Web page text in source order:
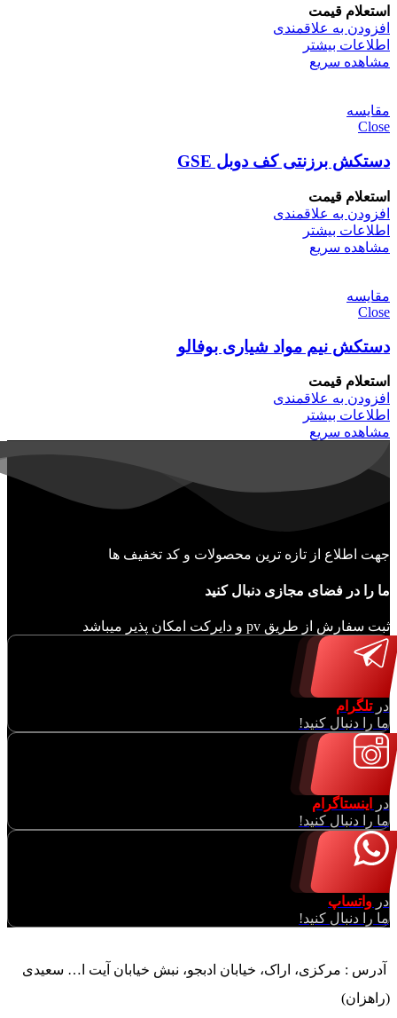
استعلام قیمت
افزودن به علاقمندی
اطلاعات بیشتر
مشاهده سریع
مقایسه
Close
دستکش برزنتی کف دوبل GSE
استعلام قیمت
افزودن به علاقمندی
اطلاعات بیشتر
مشاهده سریع
مقایسه
Close
دستکش نیم مواد شیاری بوفالو
استعلام قیمت
افزودن به علاقمندی
اطلاعات بیشتر
مشاهده سریع
جهت اطلاع از تازه ترین محصولات و کد تخفیف ها
ما را در فضای مجازی دنبال کنید
ثبت سفارش از طریق pv و دایرکت امکان پذیر میباشد
درتلگرام
ما را دنبال کنید!
در
اینستاگرام
ما را دنبال کنید!
در واتساپ
ما را دنبال کنید!
آدرس : مرکزی، اراک، خیابان ادبجو، نبش خیابان آیت ا… سعیدی
(راهزان)